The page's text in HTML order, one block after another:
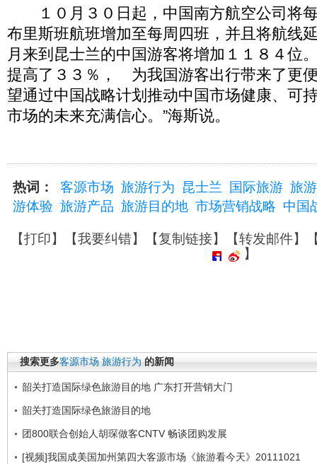
１０月３０日起，中国南方航空公司将
布里斯班航班增加至每周四班，并且将航线
月来到昆士兰的中国游客将增加１１８４位
提高了３３％， 为我国游客出行带来了更
望通过中国战略计划推动中国市场健康、可
市场的未来充满信心。”海斯说。
热词： 客源市场 旅游行为 昆士兰 国际旅游 旅
游体验 旅游产品 旅游目的地 市场营销战略 中国
【打印】【我要纠错】【复制链接】【转发邮件】
】
搜索更多客源市场 旅游行为 的新闻
韶关打造国际绿色旅游目的地 广东打开营销大门
韶关打造国际绿色旅游目的地
团800联合创始人胡琛做客CNTV 畅谈团购发展
[视频]我国成美国加州第四大客源市场《旅游看今天》20111021